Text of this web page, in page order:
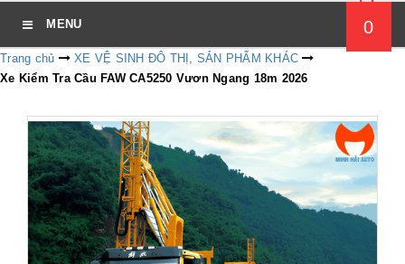
MENU 0
Trang chủ
XE VỆ SINH ĐÔ THỊ, SẢN PHẨM KHÁC
Xe Kiểm Tra Cầu FAW CA5250 Vươn Ngang 18m 2026